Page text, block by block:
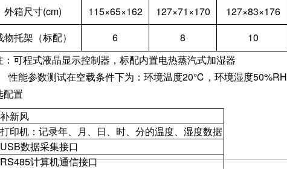
外箱尺寸(cm)
115×65×162 127×71×170 127×83×176
物托架（标配）
6 8 10
：可程式液晶显示控制器，标配内置电热蒸汽式加湿器
参数测试在空载条件下为：环境温度20℃，环境湿度50%RH
配置
新风
印机：记录年、月、日、时、分的温度、湿度数据
数据采集接口
计算机通信接口